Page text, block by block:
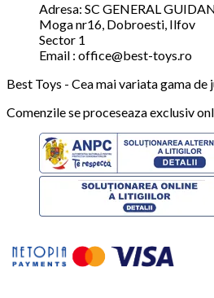
Adresa: SC GENERAL
Moga nr16, Dobroesti, Ilfov
Sector 1
Email : office@best-toys.ro
Best Toys - Cea mai variata gama de
Comenzile se proceseaza exclusiv